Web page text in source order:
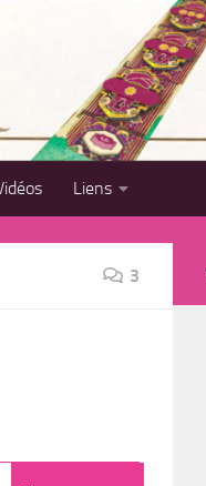
Liens
3